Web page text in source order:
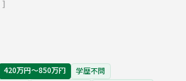
420万円〜850万円 学歴不問